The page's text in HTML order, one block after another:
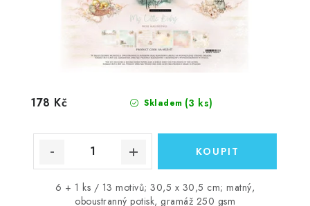
Skladem (3 ks)
178 Kč
6 + 1 ks / 13 motivů; 30,5 x 30,5 cm; matný,
oboustranný potisk, gramáž 250 gsm